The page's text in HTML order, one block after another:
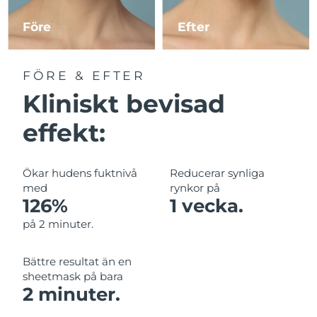
Före Efter
FÖRE & EFTER
Kliniskt bevisad
effekt:
Ökar hudens fuktnivå
med
126%
på 2 minuter.
Reducerar synliga
rynkor på
1 vecka.
Bättre resultat än en
sheetmask på bara
2 minuter.
Macao SAR Förväntad leverans 8/14/26
Malaysia
Malta Förväntad leverans
Mexiko
Monaco
Nederländerna Förväntad leverans
Nya Zeeland
Norge
Oman